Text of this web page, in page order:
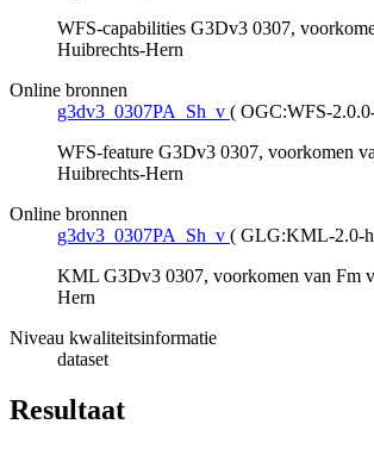
WFS-capabilities G3Dv3 0307,
Huibrechts-Hern
Online bronnen
g3dv3_0307PA_Sh_v ( OGC:WFS-
WFS-feature G3Dv3 0307, voorkomen
Huibrechts-Hern
Online bronnen
g3dv3_0307PA_Sh_v ( GLG:KML-2.0-
KML G3Dv3 0307, voorkomen van Fm
Hern
Niveau kwaliteitsinformatie
dataset
Resultaat